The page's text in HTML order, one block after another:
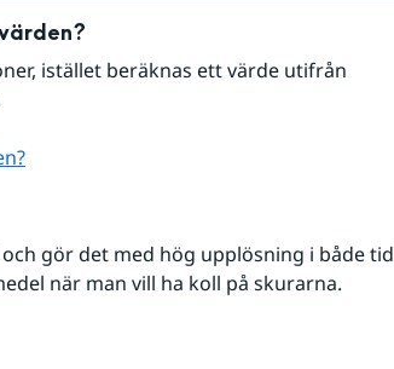
istället beräknas ett värde utifrån
gör det med hög upplösning i både tid
när man vill ha koll på skurarna.